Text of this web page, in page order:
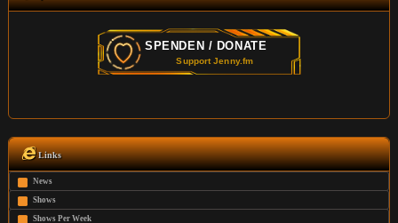
Links
News
Shows
Shows Per Week